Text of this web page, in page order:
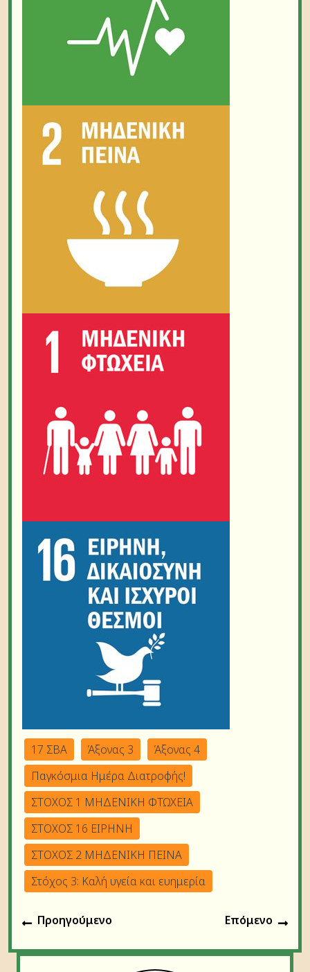
17 ΣΒΑ Άξονας 3
Άξονας 4
Παγκόσμια Ημέρα Διατροφής!
ΣΤΟΧΟΣ 1 ΜΗΔΕΝΙΚΗ ΦΤΩΧΕΙΑ
ΣΤΟΧΟΣ 16 ΕΙΡΗΝΗ
ΣΤΟΧΟΣ 2 ΜΗΔΕΝΙΚΗ ΠΕΙΝΑ
Στόχος 3: Καλή υγεία και ευημερία
άρθρων
Προηγούμενο Επόμενο